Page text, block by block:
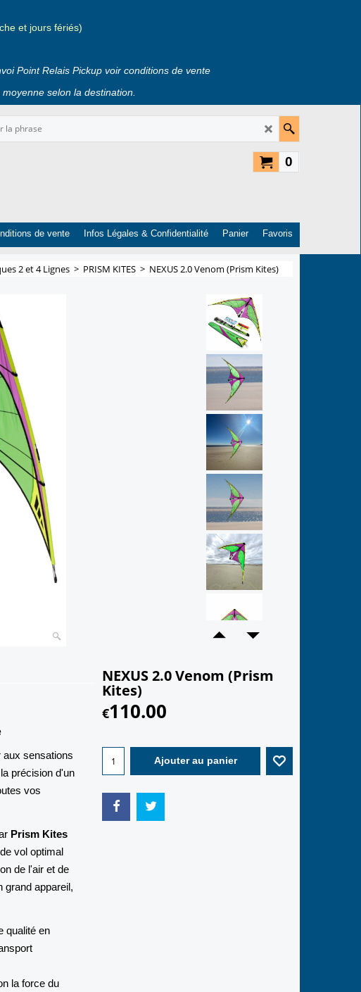
et jours fériés)
Point Relais Pickup voir conditions de vente
selon la destination.
0
de vente Infos Légales & Confidentialité Panier Favoris
2 et 4 Lignes > PRISM KITES > NEXUS 2.0 Venom (Prism Kites)
NEXUS 2.0 Venom (Prism
Kites)
€110.00
Ajouter au panier
aux sensations
précision d'un
vos
Prism Kites
vol optimal
de l'air et de
grand appareil,
qualité en
la force du